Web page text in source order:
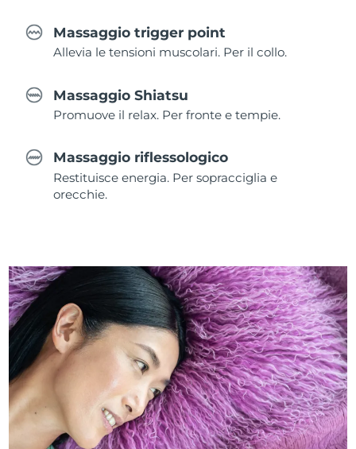
Massaggio trigger point
Allevia le tensioni muscolari. Per il collo.
Massaggio Shiatsu
Promuove il relax. Per fronte e tempie.
Massaggio riflessologico
Restituisce energia. Per sopracciglia e
orecchie.